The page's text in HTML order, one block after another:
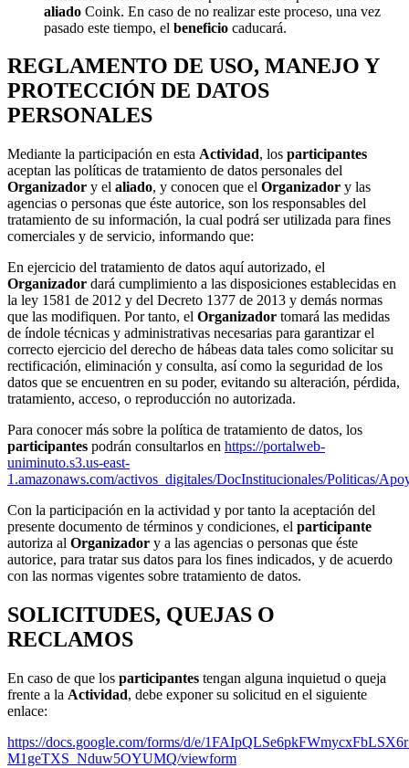
aliado Coink. En caso de no realizar este proceso, una vez
pasado este tiempo, el beneficio caducará.
REGLAMENTO DE USO, MANEJO Y
PROTECCIÓN DE DATOS
PERSONALES
Mediante la participación en esta Actividad, los participantes
aceptan las políticas de tratamiento de datos personales del
Organizador y el aliado, y conocen que el Organizador y las
agencias o personas que éste autorice, son los responsables del
tratamiento de su información, la cual podrá ser utilizada para fines
comerciales y de servicio, informando que:
En ejercicio del tratamiento de datos aquí autorizado, el
Organizador dará cumplimiento a las disposiciones establecidas en
la ley 1581 de 2012 y del Decreto 1377 de 2013 y demás normas
que las modifiquen. Por tanto, el Organizador tomará las medidas
de índole técnicas y administrativas necesarias para garantizar el
correcto ejercicio del derecho de hábeas data tales como solicitar su
rectificación, eliminación y consulta, así como la seguridad de los
datos que se encuentren en su poder, evitando su alteración, pérdida,
tratamiento, acceso, o reproducción no autorizada.
Para conocer más sobre la política de tratamiento de datos, los
participantes podrán consultarlos en https://portalweb-
uniminuto.s3.us-east-
1.amazonaws.com/activos_digitales/DocInstitucionales/Politicas/
Con la participación en la actividad y por tanto la aceptación del
presente documento de términos y condiciones, el participante
autoriza al Organizador y a las agencias o personas que éste
autorice, para tratar sus datos para los fines indicados, y de acuerdo
con las normas vigentes sobre tratamiento de datos.
SOLICITUDES, QUEJAS O
RECLAMOS
En caso de que los participantes tengan alguna inquietud o queja
frente a la Actividad, debe exponer su solicitud en el siguiente
enlace:
https://docs.google.com/forms/d/e/
M1geTXS_Nduw5OYUMQ/viewform